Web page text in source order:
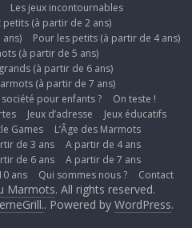
Les jeux incontournables
(à partir de 2 ans)
Pour les petits (à partir de 4 ans)
(à partir de 5 ans)
(à partir de 6 ans)
(à partir de 7 ans)
pour enfants ?
On teste !
Jeux d’adresse
Jeux éducatifs
Games
L’Âge des Marmots
de 3 ans
A partir de 4 ans
de 6 ans
A partir de 7 ans
ans Qui sommes nous ? Contact
Marmots. All rights reserved.
. Powered by WordPress.